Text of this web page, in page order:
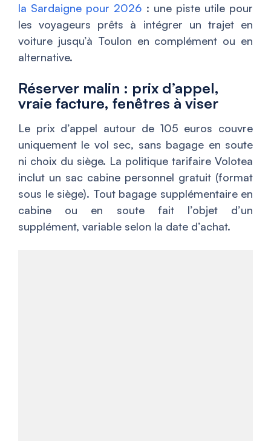
la Sardaigne pour 2026 : une piste utile pour
les voyageurs prêts à intégrer un trajet en
voiture jusqu’à Toulon en complément ou en
alternative.
Réserver malin : prix d’appel,
vraie facture, fenêtres à viser
Le prix d’appel autour de 105 euros couvre
uniquement le vol sec, sans bagage en soute
ni choix du siège. La politique tarifaire Volotea
inclut un sac cabine personnel gratuit (format
sous le siège). Tout bagage supplémentaire en
cabine ou en soute fait l’objet d’un
supplément, variable selon la date d’achat.